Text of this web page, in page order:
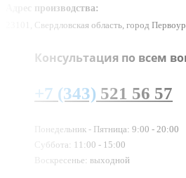
Адрес производства:
23101, Свердловская область, город
Консультация по всем
+7 (343) 521 56 57
Понедельник - Пятница: 9:00 - 20:00
Суббота: 11:00 - 15:00
Воскресенье: выходной